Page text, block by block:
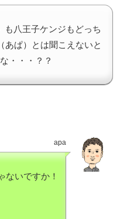
も八王子ケンジもどっち
あぱ）とは聞こえないと
・・・？？
apa
ないですか！